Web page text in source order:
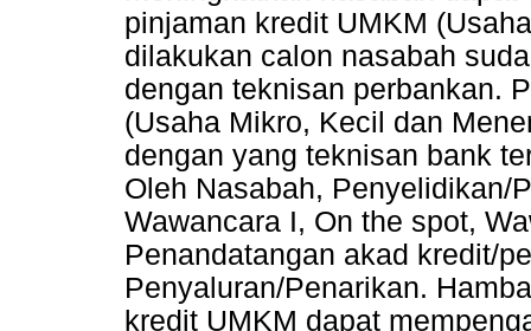
pinjaman kredit UMKM
dilakukan calon nasabah
dengan teknisan perbankan.
(Usaha Mikro, Kecil dan
dengan yang teknisan bank
Oleh Nasabah, Penyelidikan/
Wawancara I, On the spot,
Penandatangan akad kredit/
Penyaluran/Penarikan.
kredit UMKM dapat